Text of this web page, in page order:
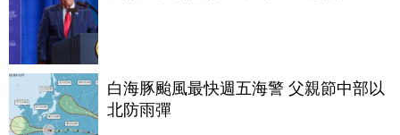
白海豚颱風最快週五海警 父親節中部以
北防雨彈